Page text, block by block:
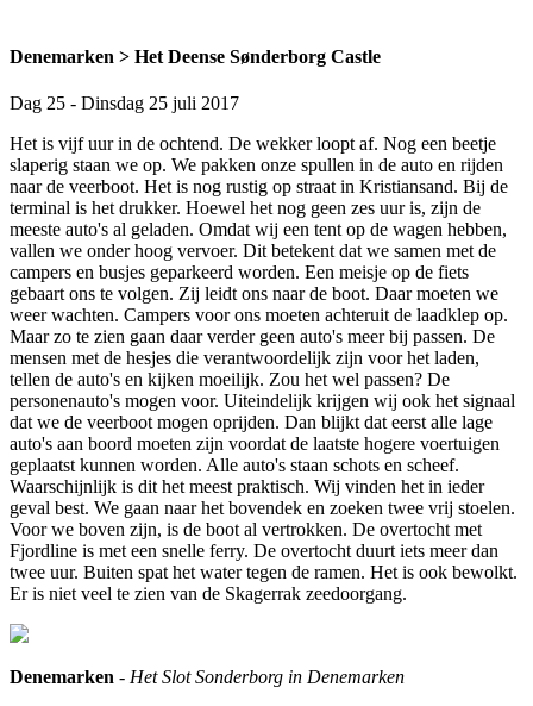
Denemarken > Het Deense Sønderborg Castle
Dag 25 - Dinsdag 25 juli 2017
Het is vijf uur in de ochtend. De wekker loopt af. Nog een beetje
slaperig staan we op. We pakken onze spullen in de auto en rijden
naar de veerboot. Het is nog rustig op straat in Kristiansand. Bij de
terminal is het drukker. Hoewel het nog geen zes uur is, zijn de
meeste auto's al geladen. Omdat wij een tent op de wagen hebben,
vallen we onder hoog vervoer. Dit betekent dat we samen met de
campers en busjes geparkeerd worden. Een meisje op de fiets
gebaart ons te volgen. Zij leidt ons naar de boot. Daar moeten we
weer wachten. Campers voor ons moeten achteruit de laadklep op.
Maar zo te zien gaan daar verder geen auto's meer bij passen. De
mensen met de hesjes die verantwoordelijk zijn voor het laden,
tellen de auto's en kijken moeilijk. Zou het wel passen? De
personenauto's mogen voor. Uiteindelijk krijgen wij ook het signaal
dat we de veerboot mogen oprijden. Dan blijkt dat eerst alle lage
auto's aan boord moeten zijn voordat de laatste hogere voertuigen
geplaatst kunnen worden. Alle auto's staan schots en scheef.
Waarschijnlijk is dit het meest praktisch. Wij vinden het in ieder
geval best. We gaan naar het bovendek en zoeken twee vrij stoelen.
Voor we boven zijn, is de boot al vertrokken. De overtocht met
Fjordline is met een snelle ferry. De overtocht duurt iets meer dan
twee uur. Buiten spat het water tegen de ramen. Het is ook bewolkt.
Er is niet veel te zien van de Skagerrak zeedoorgang.
Denemarken - Het Slot Sonderborg in Denemarken